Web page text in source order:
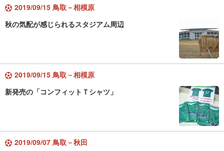
2019/09/15 鳥取－相模原
秋の気配が感じられるスタジアム周辺
2019/09/15 鳥取－相模原
新発売の「コンフィットＴシャツ」
2019/09/07 鳥取－秋田